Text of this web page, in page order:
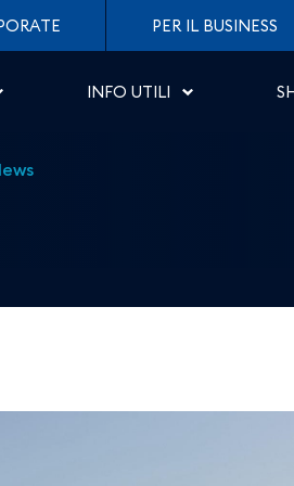
voli per
PER IL BUSINESS
INFO UTILI